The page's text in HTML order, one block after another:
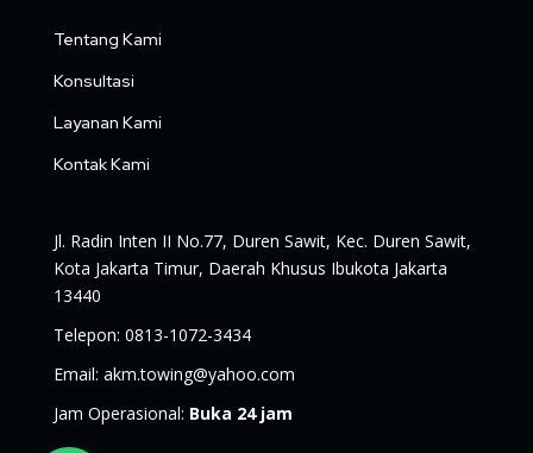
Tentang Kami
Konsultasi
Layanan Kami
Kontak Kami
Jl. Radin Inten II No.77, Duren Sawit, Kec. Duren Sawit,
Kota Jakarta Timur, Daerah Khusus Ibukota Jakarta
13440
Telepon: 0813-1072-3434
Email: akm.towing@yahoo.com
Jam Operasional: Buka 24 jam